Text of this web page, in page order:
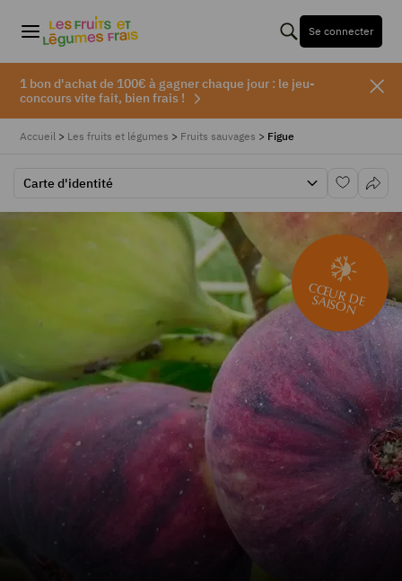
Se connecter
1 bon d'achat de 100€ à gagner chaque jour : le jeu-
concours vite fait, bien frais !
Accueil > Les fruits et légumes > Fruits sauvages > Figue
Carte d'identité
CŒUR DE
SAISON